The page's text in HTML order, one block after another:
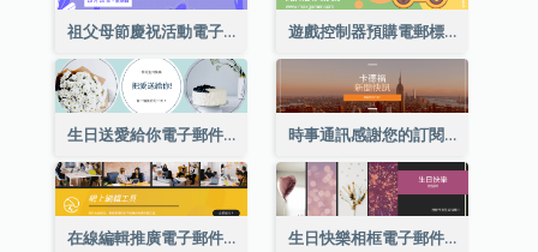
祖父母節慶祝活動電子郵件標題 遊戲控制器預購電郵標題
生日送愛給你電子郵件標題 時事通訊感謝您的訂閱電子郵件標題
在線編輯推廣電子郵件標題 生日快樂相框電子郵件標題